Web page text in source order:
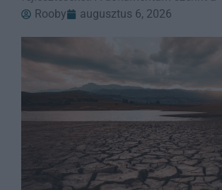
Rooby
augusztus 6, 2026